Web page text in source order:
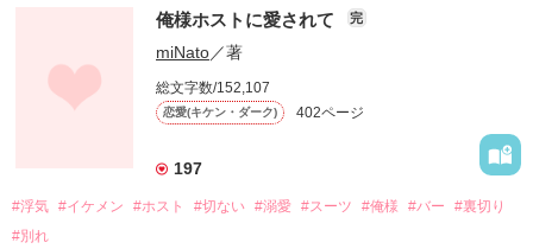
∞━*＊*━*＊*━*＊*━*＊*━∞
nonn77様・godisdora様
本当にありがとうございます！
作品を読む
神崎ひかり（28）
人の本音を、静かに受け止めるバーテンダー
祝福する側に立ち続けてきた二人は、
それぞれが抱える過去と現実が、
静かに、浮かび上がっていく。
俺様ホストに愛されて 完
miNato／著
総文字数/152,107
恋愛(キケン・ダーク) 402ページ
197
#浮気 #イケメン #ホスト #切ない #溺愛 #スーツ #俺様 #バー
#裏切り
#別れ